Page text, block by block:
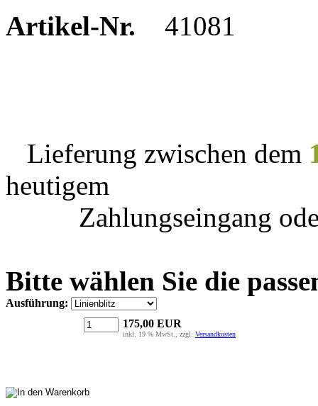
Artikel-Nr. 41081
Lieferung zwischen dem
heutigem
Zahlungseingang
Bitte wählen Sie die
Ausführung:
175,00 EUR
inkl. 19 % MwSt., zzgl. Versandkosten